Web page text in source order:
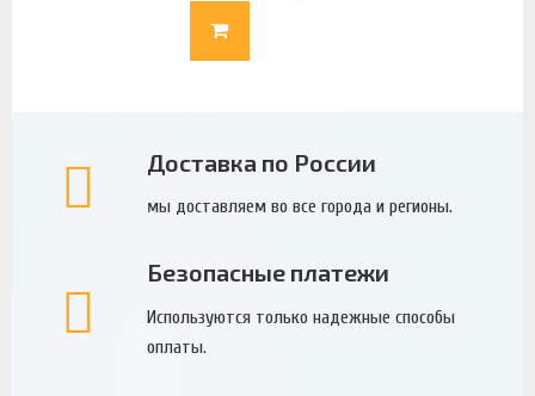
Доставка по России
мы доставляем во все города и регионы.
Безопасные платежи
Используются только надежные способы
оплаты.